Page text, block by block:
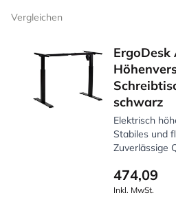
Vergleichen
ErgoDesk
schwarz
Elektrisch
Stabiles und
Zuverlässige
474,09
Inkl. MwSt.